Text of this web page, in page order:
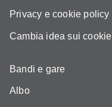
Privacy e cookie policy
Cambia idea sui cookie
Bandi e gare
Albo